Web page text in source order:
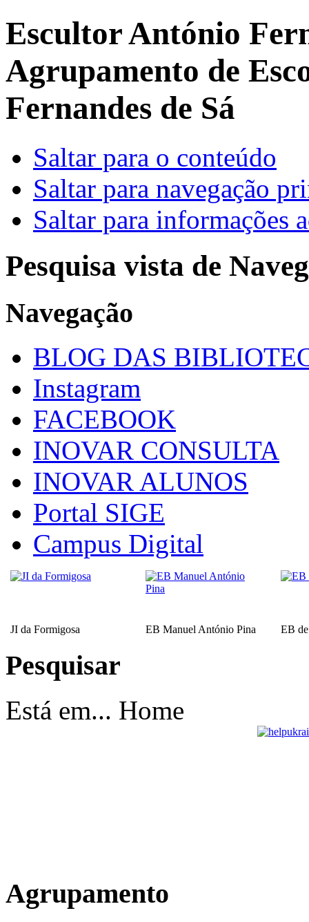
Escultor António
Agrupamento de
Fernandes de Sá
Saltar para o conteúdo
Saltar para navegação
Saltar para informações
Pesquisa vista de
Navegação
BLOG DAS
Instagram
FACEBOOK
INOVAR CONSULTA
INOVAR ALUNOS
Portal SIGE
Campus Digital
JI da Formigosa EB Manuel António Pina EB
EB Escultor Antº
Pesquisar
Está em... Home
Agrupamento